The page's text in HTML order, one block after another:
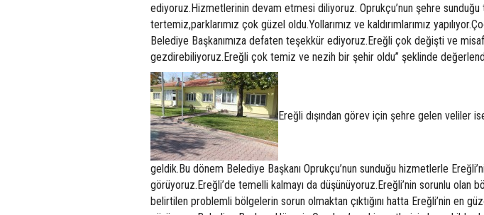
ediyoruz.Hizmetlerinin devam etmesi diliyoruz. Oprukçu’nun şehre
tertemiz,parklarımız çok güzel oldu.Yollarımız ve kaldırımlarımız
Belediye Başkanımıza defaten teşekkür ediyoruz.Ereğli çok değişti ve
gezdirebiliyoruz.Ereğli çok temiz ve nezih bir şehir oldu” şeklinde
Ereğli dışından görev için şehre gelen veliler
geldik.Bu dönem Belediye Başkanı Oprukçu’nun sunduğu hizmetlerle
görüyoruz.Ereğli’de temelli kalmayı da düşünüyoruz.Ereğli’nin sorunlu olan
belirtilen problemli bölgelerin sorun olmaktan çıktığını hatta Ereğli’nin en